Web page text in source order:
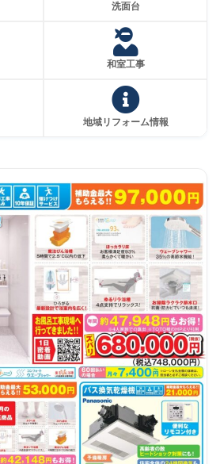
洗面台
和室工事
地域リフォーム情報